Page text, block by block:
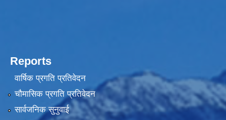
Reports
वार्षिक प्रगति प्रतिवेदन
चौमासिक प्रगति प्रतिवेदन
सार्वजनिक सुनुवाई